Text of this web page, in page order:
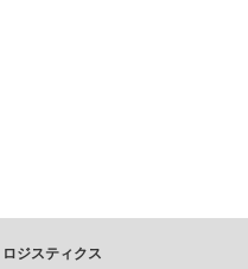
ロジスティクス